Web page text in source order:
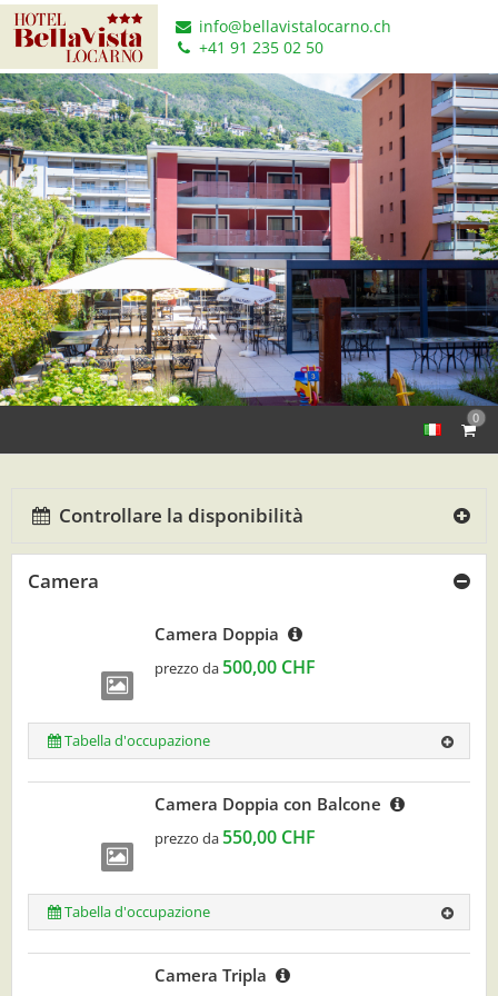
info@bellavistalocarno.ch
+41 91 235 02 50
0
Controllare la disponibilità
Camera
Camera Doppia
prezzo da 500,00 CHF
Tabella d'occupazione
Camera Doppia con Balcone
prezzo da 550,00 CHF
Tabella d'occupazione
Camera Tripla